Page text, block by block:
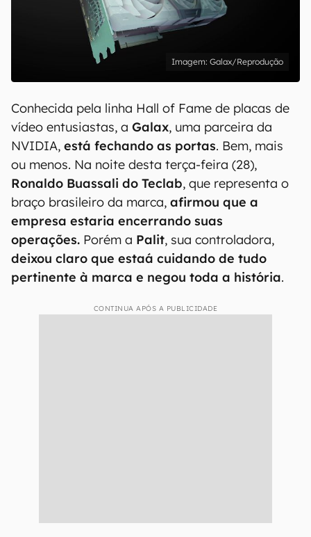
Galax/Reprodução
Conhecida pela linha Hall of Fame de placas de
vídeo entusiastas, a Galax, uma parceira da
NVIDIA, está fechando as portas. Bem, mais
ou menos. Na noite desta terça-feira (28),
Ronaldo Buassali do Teclab, que representa o
braço brasileiro da marca, afirmou que a
empresa estaria encerrando suas
operações. Porém a Palit, sua controladora,
deixou claro que estaá cuidando de tudo
pertinente à marca e negou toda a história.
CONTINUA APÓS A PUBLICIDADE